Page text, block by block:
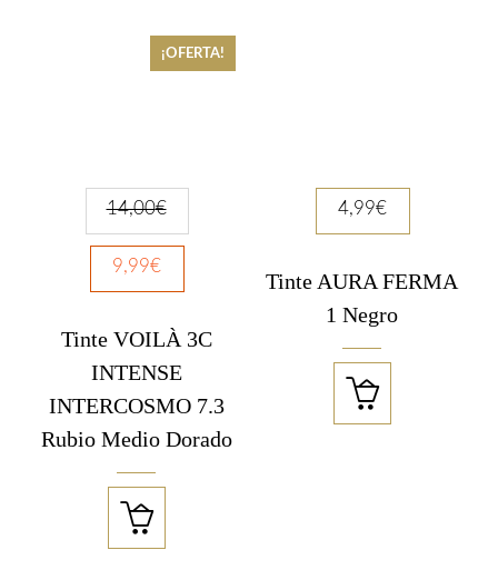
¡OFERTA!
14,00€
9,99€
Tinte VOILÀ 3C
INTENSE
INTERCOSMO 7.3
Rubio Medio Dorado

4,99€
Tinte AURA FERMA
1 Negro
